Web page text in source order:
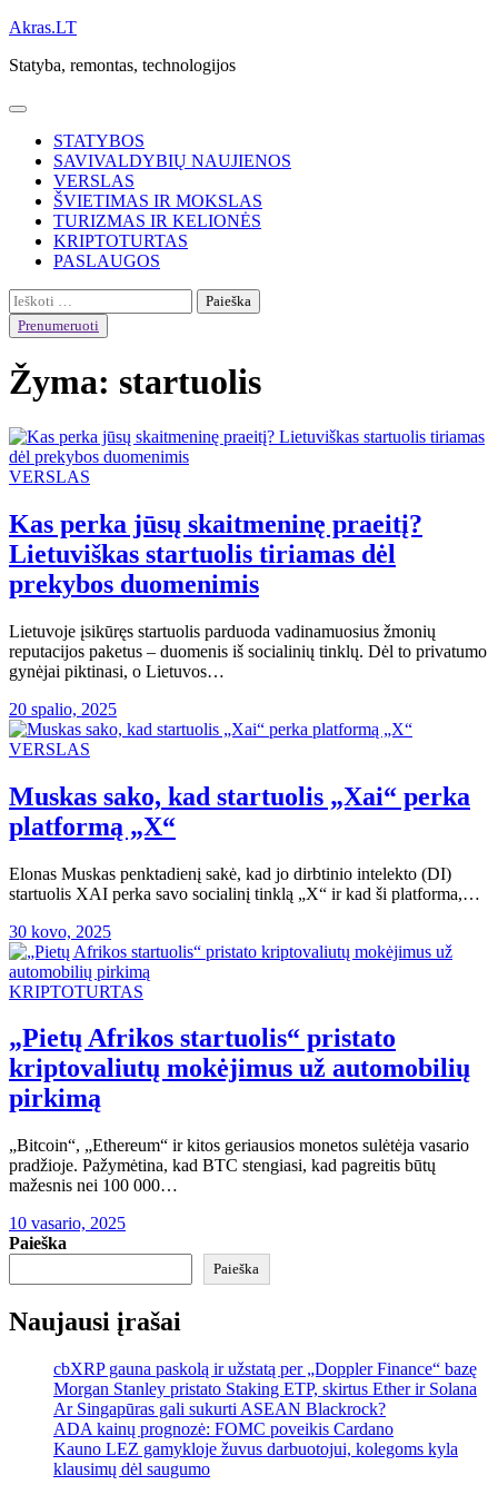
Skip
content
Akras.LT
Statyba, remontas, technologijos
STATYBOS
SAVIVALDYBIŲ NAUJIENOS
VERSLAS
ŠVIETIMAS IR MOKSLAS
TURIZMAS IR KELIONĖS
KRIPTOTURTAS
PASLAUGOS
Ieškoti:
Prenumeruoti
Žyma: startuolis
VERSLAS
Kas perka jūsų skaitmeninę praeitį?
Lietuviškas startuolis tiriamas dėl
prekybos duomenimis
Lietuvoje įsikūręs startuolis parduoda vadinamuosius žmonių
reputacijos paketus – duomenis iš socialinių tinklų. Dėl to privatumo
gynėjai piktinasi, o Lietuvos…
20 spalio, 2025
VERSLAS
Muskas sako, kad startuolis „Xai“ perka
platformą „X“
Elonas Muskas penktadienį sakė, kad jo dirbtinio intelekto (DI)
startuolis XAI perka savo socialinį tinklą „X“ ir kad ši platforma,…
30 kovo, 2025
KRIPTOTURTAS
„Pietų Afrikos startuolis“ pristato
kriptovaliutų mokėjimus už automobilių
pirkimą
„Bitcoin“, „Ethereum“ ir kitos geriausios monetos sulėtėja vasario
pradžioje. Pažymėtina, kad BTC stengiasi, kad pagreitis būtų
mažesnis nei 100 000…
10 vasario, 2025
Paieška
Paieška
Naujausi įrašai
cbXRP gauna paskolą ir užstatą per „Doppler Finance“ bazę
Morgan Stanley pristato Staking ETP, skirtus Ether ir Solana
Ar Singapūras gali sukurti ASEAN Blackrock?
ADA kainų prognozė: FOMC poveikis Cardano
Kauno LEZ gamykloje žuvus darbuotojui, kolegoms kyla
klausimų dėl saugumo